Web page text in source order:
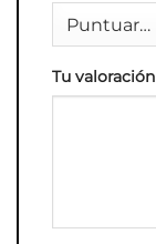
Tu valoración